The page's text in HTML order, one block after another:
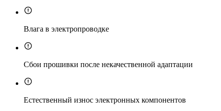
Влага в электропроводке
Сбои прошивки после некачественной адаптации
Естественный износ электронных компонентов